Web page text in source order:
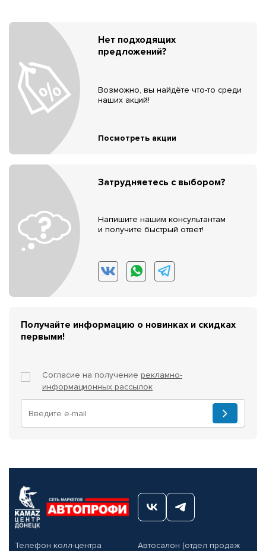
Нет подходящих
предложений?
Возможно, вы найдёте что-то среди
наших акций!
Посмотреть акции
Затрудняетесь с выбором?
Напишите нашим консультантам
и получите быстрый ответ!
Получайте информацию о новинках и скидках
первыми!
Согласие на получение рекламно-
информационных рассылок
Телефон колл-центра
Автосалон (отдел продаж